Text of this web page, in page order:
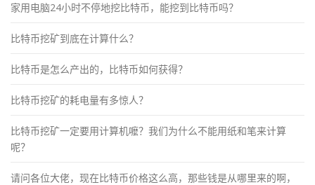
家用电脑24小时不停地挖比特币，能挖到比特币吗？
比特币挖矿到底在计算什么？
比特币是怎么产出的，比特币如何获得？
比特币挖矿的耗电量有多惊人？
比特币挖矿一定要用计算机嚒？我们为什么不能用纸和笔来计算
呢？
请问各位大佬，现在比特币价格这么高，那些钱是从哪里来的啊，